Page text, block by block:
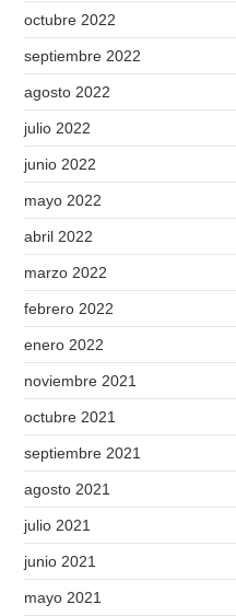
octubre 2022
septiembre 2022
agosto 2022
julio 2022
junio 2022
mayo 2022
abril 2022
marzo 2022
febrero 2022
enero 2022
noviembre 2021
octubre 2021
septiembre 2021
agosto 2021
julio 2021
junio 2021
mayo 2021